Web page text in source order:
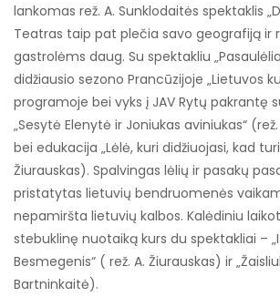
lankomas rež. A. Sunklodaitės spektaklis
Teatras taip pat plečia savo geografiją ir
gastrolėms daug. Su spektakliu
didžiausio sezono Prancūzijoje „Lietuvos
programoje bei vyks į JAV Rytų pakrantę
„Sesytė Elenytė ir Joniukas aviniukas“
bei edukacija „Lėlė, kuri didžiuojasi, kad turi
Žiurauskas). Spalvingas lėlių ir pasakų
pristatytas lietuvių bendruomenės
nepamiršta lietuvių kalbos. Kalėdiniu
stebuklinę nuotaiką kurs du spektakliai –
Besmegenis“ ( rež. A. Žiurauskas) ir
Bartninkaitė).